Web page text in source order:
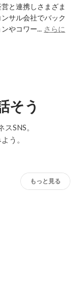
と連携しさまざま
サル会社でバック
やコワー... さらに
そう
SNS。
う。
もっと見る